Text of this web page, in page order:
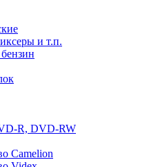
и т.п.
R, DVD-RW
Camelion